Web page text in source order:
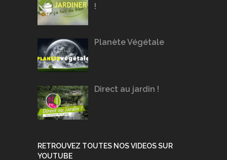
!
Planète Végétale
Direct au jardin !
RETROUVEZ TOUTES NOS VIDEOS SUR
YOUTUBE